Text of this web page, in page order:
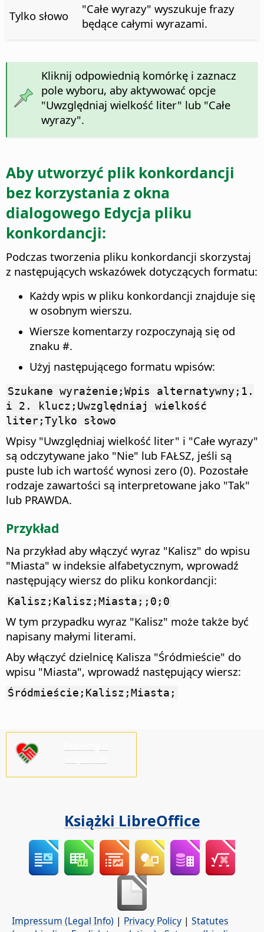
Tylko słowo
"Całe wyrazy" wyszukuje frazy
będące całymi wyrazami.
Kliknij odpowiednią komórkę i zaznacz
pole wyboru, aby aktywować opcje
"Uwzględniaj wielkość liter" lub "Całe
wyrazy".
Aby utworzyć plik konkordancji
bez korzystania z okna
dialogowego Edycja pliku
konkordancji:
Podczas tworzenia pliku konkordancji skorzystaj
z następujących wskazówek dotyczących formatu:
Każdy wpis w pliku konkordancji znajduje się
w osobnym wierszu.
Wiersze komentarzy rozpoczynają się od
znaku #.
Użyj następującego formatu wpisów:
Szukane wyrażenie;Wpis alternatywny;1.
i 2. klucz;Uwzględniaj wielkość
liter;Tylko słowo
Wpisy "Uwzględniaj wielkość liter" i "Całe wyrazy"
są odczytywane jako "Nie" lub FAŁSZ, jeśli są
puste lub ich wartość wynosi zero (0). Pozostałe
rodzaje zawartości są interpretowane jako "Tak"
lub PRAWDA.
Przykład
Na przykład aby włączyć wyraz "Kalisz" do wpisu
"Miasta" w indeksie alfabetycznym, wprowadź
następujący wiersz do pliku konkordancji:
Kalisz;Kalisz;Miasta;;0;0
W tym przypadku wyraz "Kalisz" może także być
napisany małymi literami.
Aby włączyć dzielnicę Kalisza "Śródmieście" do
wpisu "Miasta", wprowadź następujący wiersz:
Śródmieście;Kalisz;Miasta;
Książki LibreOffice
Impressum (Legal Info) | Privacy Policy | Statutes